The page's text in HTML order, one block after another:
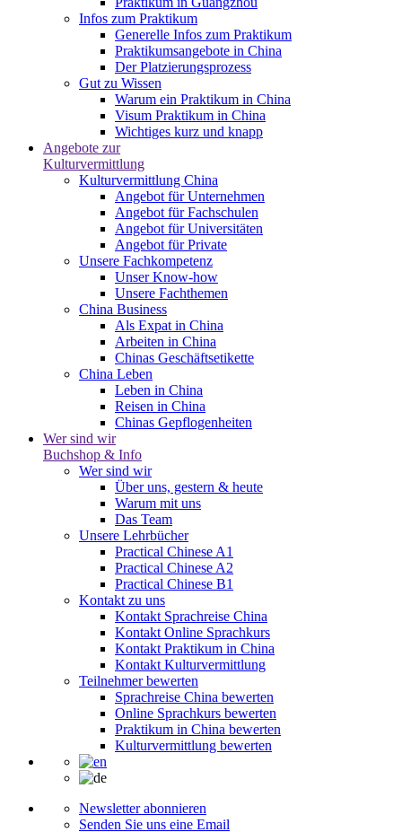
Infos zum Praktikum
Generelle Infos zum Praktikum
Praktikumsangebote in China
Der Platzierungsprozess
Gut zu Wissen
Warum ein Praktikum in China
Visum Praktikum in China
Wichtiges kurz und knapp
Angebote zur
Kulturvermittlung
Kulturvermittlung China
Angebot für Unternehmen
Angebot für Fachschulen
Angebot für Universitäten
Angebot für Private
Unsere Fachkompetenz
Unser Know-how
Unsere Fachthemen
China Business
Als Expat in China
Arbeiten in China
Chinas Geschäftsetikette
China Leben
Leben in China
Reisen in China
Chinas Gepflogenheiten
Wer sind wir
Buchshop & Info
Wer sind wir
Über uns, gestern & heute
Warum mit uns
Das Team
Unsere Lehrbücher
Practical Chinese A1
Practical Chinese A2
Practical Chinese B1
Kontakt zu uns
Kontakt Sprachreise China
Kontakt Online Sprachkurs
Kontakt Praktikum in China
Kontakt Kulturvermittlung
Teilnehmer bewerten
Sprachreise China bewerten
Online Sprachkurs bewerten
Praktikum in China bewerten
Kulturvermittlung bewerten
Newsletter abonnieren
Senden Sie uns eine Email